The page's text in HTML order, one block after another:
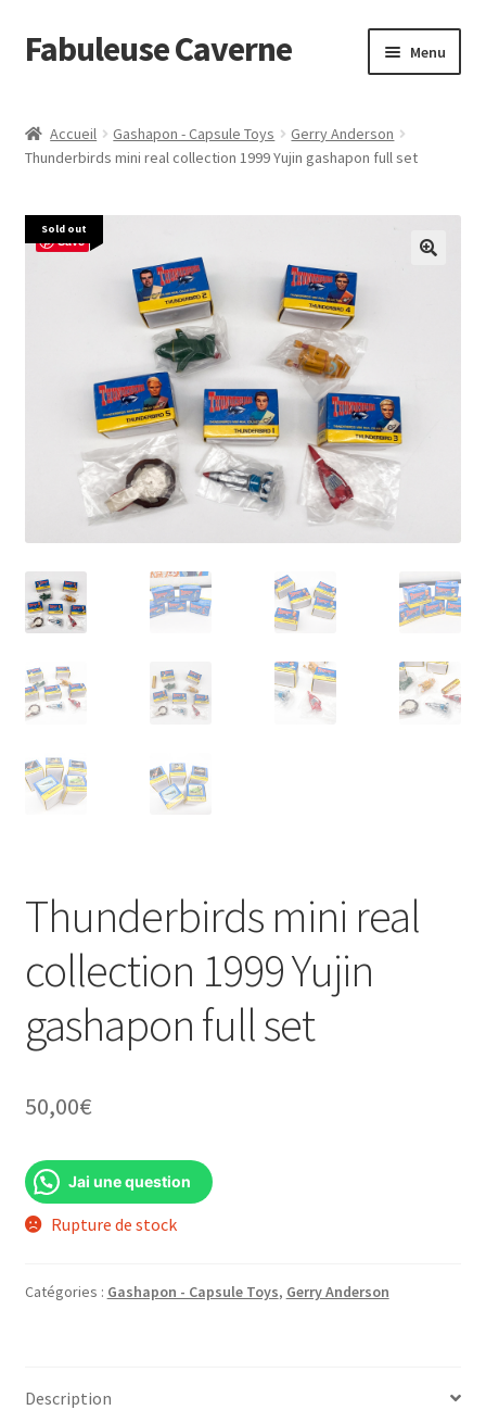
Aller
à
navigation
Aller
au
Fabuleuse Caverne Menu
En boutique
menu
enfant
Superflat Museum Murakami
En réapprovisionnement
Accueil Gashapon - Capsule Toys
Gerry Anderson
Thunderbirds mini real collection 1999 Yujin gashapon full set
Sold out
Save
Thunderbirds mini real
collection 1999 Yujin
gashapon full set
50,00€
Jai une question
Rupture de stock
Catégories : Gashapon - Capsule Toys, Gerry Anderson
Description